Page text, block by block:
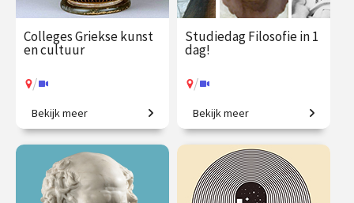
Colleges Griekse kunst
en cultuur
/
Ontdek de wereld van de
oude Grieken.
€ 217.00
vanaf 21
sep.
Bekijk meer
Studiedag Filosofie in 1
dag!
/
In één dag filosoof worden?
€ 65.00 / €
90.00
vanaf 9
sep.
Bekijk meer